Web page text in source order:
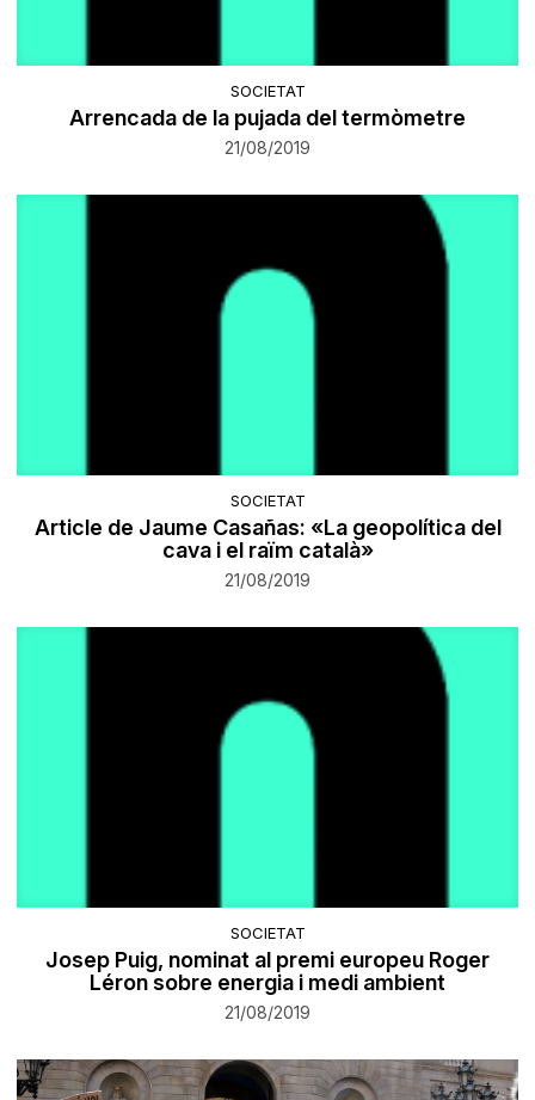
SOCIETAT
Arrencada de la pujada del termòmetre
21/08/2019
SOCIETAT
Article de Jaume Casañas: «La geopolítica del
cava i el raïm català»
21/08/2019
SOCIETAT
Josep Puig, nominat al premi europeu Roger
Léron sobre energia i medi ambient
21/08/2019